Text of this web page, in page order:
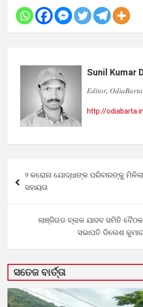
Sunil Kumar
𝐸𝑑𝑖𝑡𝑜𝑟,
http://odiabarta.in
navigation
୨ କରୋନା ଯୋଦ୍ଧାଙ୍କ ପରିବାରଙ୍କୁ
ସହାୟତା
ଲାଞ୍ଜିଗଡ ବ୍ଲକ ଯାଦବ ସମିତି
ସଭାପତି ଡିଲେଶ କୁମାର
ସତେଜ ବାର୍ତ୍ତା